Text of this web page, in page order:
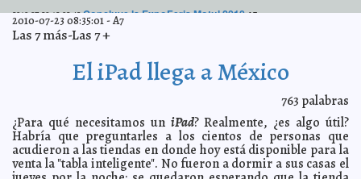
2010-07-26 12:02:43 Concluye la ExpoFeria Motul 2010 A7
2010-07-26 11:59:09 "Dos designaciones, afrenta para la sociedad", dice
Asociación Civil
2010-07-26 11:55:36 Inauguran la Feria del Caballo de Tunkás A7
Aplica el IMSS-Oportunidades proyecto contra la
2010-07-26 11:36:01 Pobre Mérida Guillermo Barrera Fernández
2010-07-26 08:43:15 Mejoran la imagen de Sudzal con motivo de su fiesta
tradicional A7
2010-07-26 08:29:20 Dzitás: Aspirante a Comisario de Xocempich intenta
2010-07-23 08:35:01-A7
Las 7 más-Las 7 +
El iPad llega a México
763 palabras
¿Para qué necesitamos un iPad? Realmente, ¿es algo útil?
Habría que preguntarles a los cientos de personas que
acudieron a las tiendas en donde hoy está disponible para la
venta la "tabla inteligente". No fueron a dormir a sus casas el